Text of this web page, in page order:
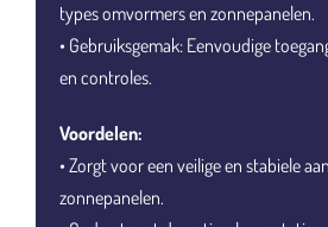
types omvormers en zonnepanelen.
• Gebruiksgemak: Eenvoudige
en controles.
Voordelen:
• Zorgt voor een veilige en stabiele
zonnepanelen.